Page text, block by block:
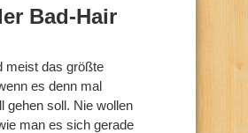
Bad-Hair
meist das größte
es denn mal
gehen soll. Nie wollen
man es sich gerade